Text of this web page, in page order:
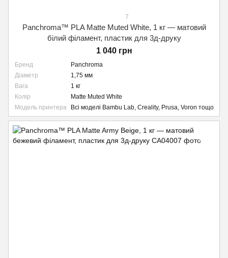
7
Panchroma™ PLA Matte Muted White, 1 кг — матовий
білий філамент, пластик для 3д-друку
1 040 грн
Бренд
Panchroma
Діаметр
1,75 мм
Вага
1 кг
Колір
Matte Muted White
Модель принтера
Всі моделі Bambu Lab, Creality, Prusa, Voron тощо